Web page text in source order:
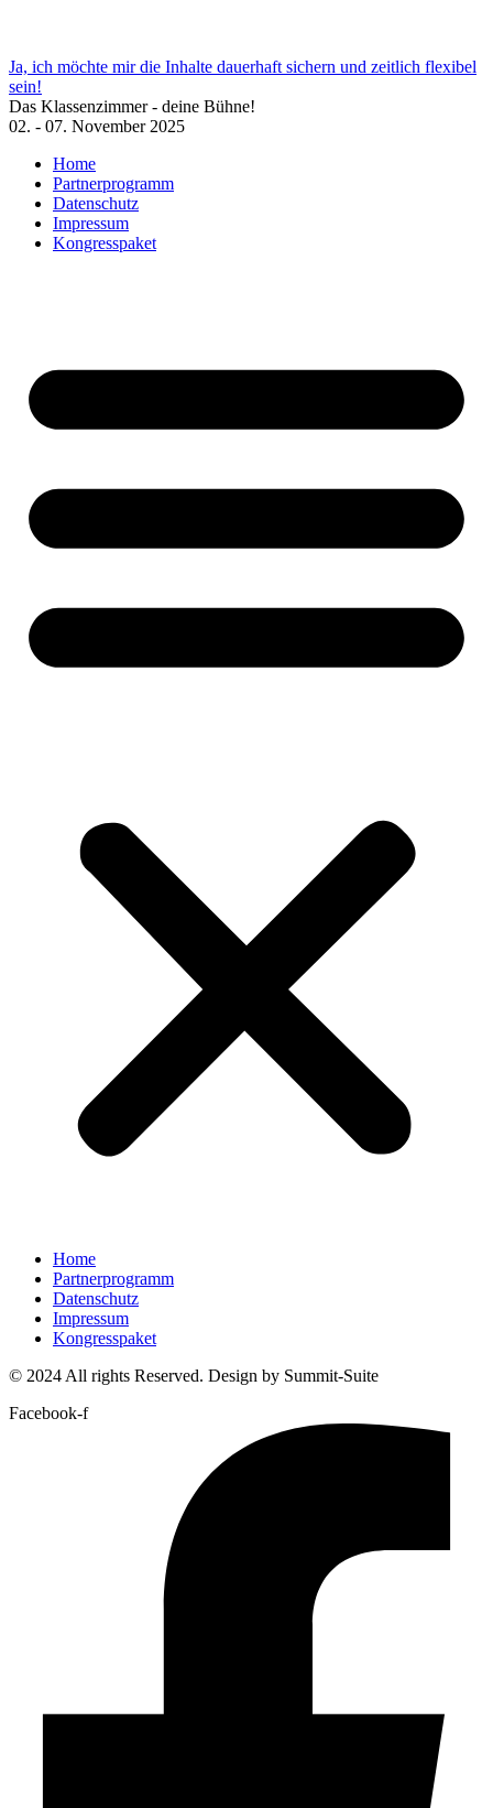
Ja, ich möchte mir die Inhalte dauerhaft sichern und zeitlich flexibel
sein!
Das Klassenzimmer - deine Bühne!
02. - 07. November 2025
Home
Partnerprogramm
Datenschutz
Impressum
Kongresspaket
Home
Partnerprogramm
Datenschutz
Impressum
Kongresspaket
© 2024 All rights Reserved. Design by Summit-Suite
Facebook-f